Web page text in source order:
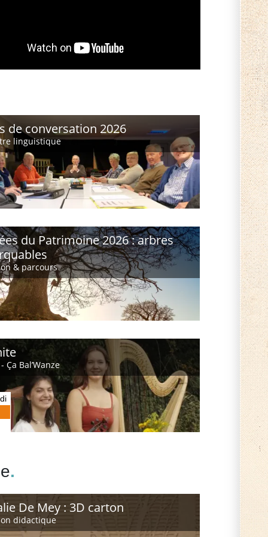
de conversation 2026
linguistique
du Patrimoine 2026 : arbres
& parcours
Ça Bal’Wanze
.
De Mey : 3D carton
didactique